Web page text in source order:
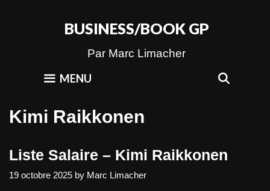
BUSINESS/BOOK GP
Par Marc Limacher
MENU
Kimi Raikkonen
Liste Salaire – Kimi Raikkonen
19 octobre 2025 by Marc Limacher